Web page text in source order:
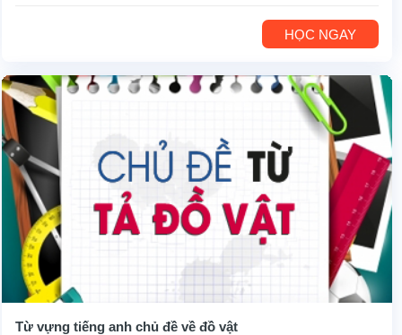
HỌC NGAY
Từ vựng tiếng anh chủ đề về đồ vật